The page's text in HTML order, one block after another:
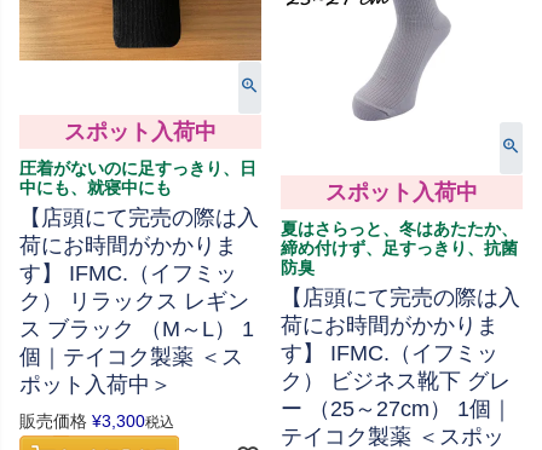
スポット入荷中
圧着がないのに足すっきり、日
中にも、就寝中にも
【店頭にて完売の際は入
荷にお時間がかかりま
す】 IFMC.（イフミッ
ク） リラックス レギン
ス ブラック （M～L） 1
個｜テイコク製薬 ＜ス
ポット入荷中＞
販売価格 ¥3,300税込
スポット入荷中
夏はさらっと、冬はあたたか、
締め付けず、足すっきり、抗菌
防臭
【店頭にて完売の際は入
荷にお時間がかかりま
す】 IFMC.（イフミッ
ク） ビジネス靴下 グレ
ー （25～27cm） 1個｜
テイコク製薬 ＜スポッ